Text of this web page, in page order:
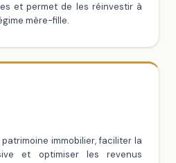
et permet de les réinvestir à
mère-fille.
immobilier, faciliter la
et optimiser les revenus